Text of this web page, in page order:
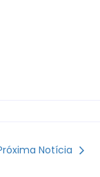
Notícia